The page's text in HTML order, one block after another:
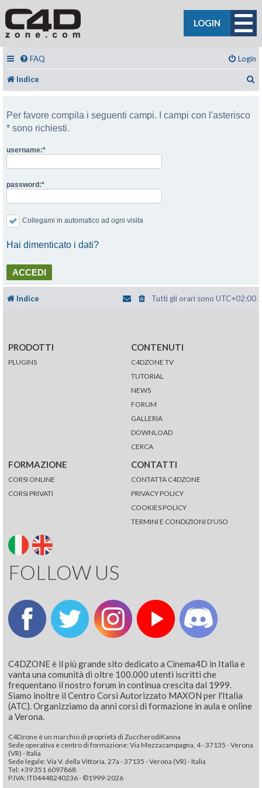
LOGIN
FAQ Login
Indice
Per favore compila i seguenti campi. I campi con l'asterisco
* sono richiesti.
username:
password:
Collegami in automatico ad ogni visita
Hai dimenticato i dati?
Indice Tutti gli orari sono UTC+02:00
PRODOTTI
PLUGINS
CONTENUTI
C4DZONE TV
TUTORIAL
NEWS
FORUM
GALLERIA
DOWNLOAD
CERCA
FORMAZIONE
CORSI ONLINE
CORSI PRIVATI
CONTATTI
CONTATTA C4DZONE
PRIVACY POLICY
COOKIES POLICY
TERMINI E CONDIZIONI D'USO
FOLLOW US
C4DZONE è il più grande sito dedicato a Cinema4D in Italia e
vanta una comunità di oltre 100.000 utenti iscritti che
frequentano il nostro forum in continua crescita dal 1999.
Siamo inoltre il Centro Corsi Autorizzato MAXON per l'Italia
(ATC). Organizziamo da anni corsi di formazione in aula e online
a Verona.
C4Dzone è un marchio di proprietà di ZuccherodiKanna
Sede operativa e centro di formazione: Via Mezzacampagna, 4 - 37135 - Verona
(VR) - Italia
Sede legale: Via V. della Vittoria, 27a - 37135 - Verona (VR) - Italia
Tel: +39 351 6097868‬
P.IVA: IT04448240236 - ©1999-2026